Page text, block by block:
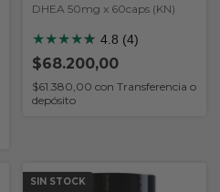
DHEA 50mg x 60caps (KN)
★★★★★
★ 4.8 (4)
$68.200,00
$61.380,00 con Transferencia o
depósito
SIN STOCK